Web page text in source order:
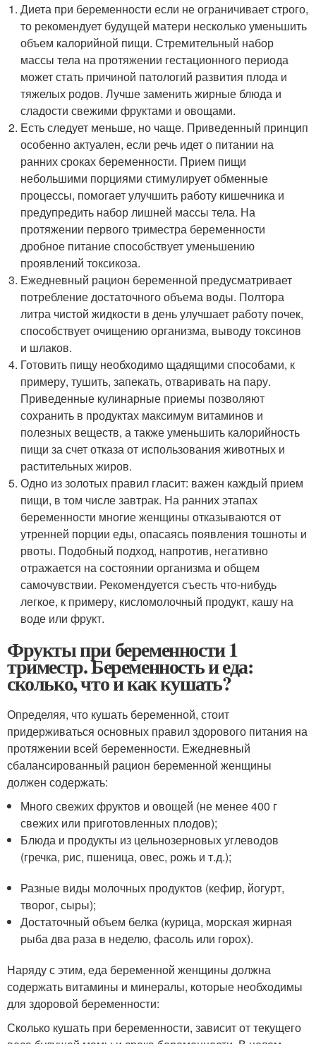
Диета при беременности если не ограничивает строго,
то рекомендует будущей матери несколько уменьшить
объем калорийной пищи. Стремительный набор
массы тела на протяжении гестационного периода
может стать причиной патологий развития плода и
тяжелых родов. Лучше заменить жирные блюда и
сладости свежими фруктами и овощами.
Есть следует меньше, но чаще. Приведенный принцип
особенно актуален, если речь идет о питании на
ранних сроках беременности. Прием пищи
небольшими порциями стимулирует обменные
процессы, помогает улучшить работу кишечника и
предупредить набор лишней массы тела. На
протяжении первого триместра беременности
дробное питание способствует уменьшению
проявлений токсикоза.
Ежедневный рацион беременной предусматривает
потребление достаточного объема воды. Полтора
литра чистой жидкости в день улучшает работу почек,
способствует очищению организма, выводу токсинов
и шлаков.
Готовить пищу необходимо щадящими способами, к
примеру, тушить, запекать, отваривать на пару.
Приведенные кулинарные приемы позволяют
сохранить в продуктах максимум витаминов и
полезных веществ, а также уменьшить калорийность
пищи за счет отказа от использования животных и
растительных жиров.
Одно из золотых правил гласит: важен каждый прием
пищи, в том числе завтрак. На ранних этапах
беременности многие женщины отказываются от
утренней порции еды, опасаясь появления тошноты и
рвоты. Подобный подход, напротив, негативно
отражается на состоянии организма и общем
самочувствии. Рекомендуется съесть что-нибудь
легкое, к примеру, кисломолочный продукт, кашу на
воде или фрукт.
Фрукты при беременности 1
триместр. Беременность и еда:
сколько, что и как кушать?
Определяя, что кушать беременной, стоит
придерживаться основных правил здорового питания на
протяжении всей беременности. Ежедневный
сбалансированный рацион беременной женщины
должен содержать:
Много свежих фруктов и овощей (не менее 400 г
свежих или приготовленных плодов);
Блюда и продукты из цельнозерновых углеводов
(гречка, рис, пшеница, овес, рожь и т.д.);
Разные виды молочных продуктов (кефир, йогурт,
творог, сыры);
Достаточный объем белка (курица, морская жирная
рыба два раза в неделю, фасоль или горох).
Наряду с этим, еда беременной женщины должна
содержать витамины и минералы, которые необходимы
для здоровой беременности:
Сколько кушать при беременности, зависит от текущего